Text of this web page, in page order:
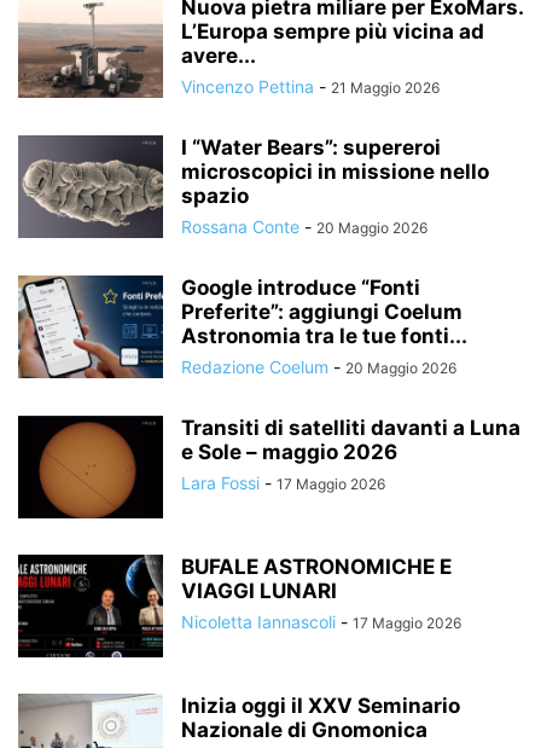
Nuova pietra miliare per ExoMars.
L’Europa sempre più vicina ad
avere...
Vincenzo Pettina - 21 Maggio 2026
I “Water Bears”: supereroi
microscopici in missione nello
spazio
Rossana Conte - 20 Maggio 2026
Google introduce “Fonti
Preferite”: aggiungi Coelum
Astronomia tra le tue fonti...
Redazione Coelum - 20 Maggio 2026
Transiti di satelliti davanti a Luna
e Sole – maggio 2026
Lara Fossi - 17 Maggio 2026
BUFALE ASTRONOMICHE E
VIAGGI LUNARI
Nicoletta Iannascoli - 17 Maggio 2026
Inizia oggi il XXV Seminario
Nazionale di Gnomonica